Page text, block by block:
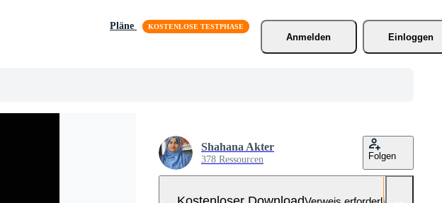
Pläne
Anmelden
Einloggen
Shahana Akter
378 Ressourcen Folgen